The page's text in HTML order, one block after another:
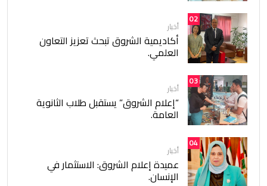
02
أخبار
أكاديمية الشروق تبحث تعزيز التعاون
العلمي.
03
أخبار
“إعلام الشروق” يستقبل طلاب الثانوية
العامة.
04
أخبار
عميدة إعلام الشروق: الاستثمار في
الإنسان.